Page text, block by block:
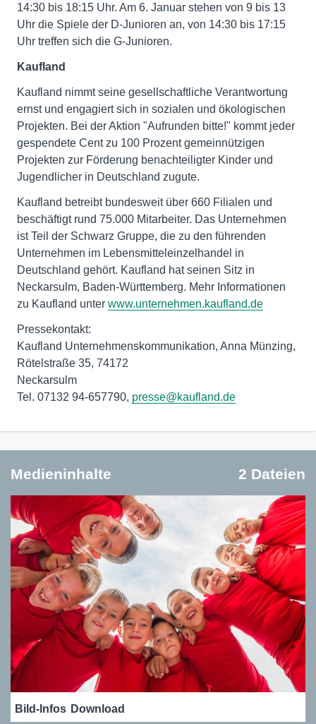
14:30 bis 18:15 Uhr. Am 6. Januar stehen von 9 bis 13
Uhr die Spiele der D-Junioren an, von 14:30 bis 17:15
Uhr treffen sich die G-Junioren.
Kaufland
Kaufland nimmt seine gesellschaftliche Verantwortung
ernst und engagiert sich in sozialen und ökologischen
Projekten. Bei der Aktion "Aufrunden bitte!" kommt jeder
gespendete Cent zu 100 Prozent gemeinnützigen
Projekten zur Förderung benachteiligter Kinder und
Jugendlicher in Deutschland zugute.
Kaufland betreibt bundesweit über 660 Filialen und
beschäftigt rund 75.000 Mitarbeiter. Das Unternehmen
ist Teil der Schwarz Gruppe, die zu den führenden
Unternehmen im Lebensmitteleinzelhandel in
Deutschland gehört. Kaufland hat seinen Sitz in
Neckarsulm, Baden-Württemberg. Mehr Informationen
zu Kaufland unter www.unternehmen.kaufland.de
Pressekontakt:
Kaufland Unternehmenskommunikation, Anna Münzing,
Rötelstraße 35, 74172
Neckarsulm
Tel. 07132 94-657790, presse@kaufland.de
Medieninhalte 2 Dateien
Bild-Infos Download